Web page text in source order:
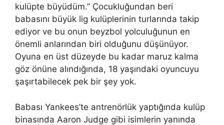
kulüpte büyüdüm.” Çocukluğundan beri
babasını büyük lig kulüplerinin turlarında takip
ediyor ve bu onun beyzbol yolculuğunun en
önemli anlarından biri olduğunu düşünüyor.
Oyuna en üst düzeyde bu kadar maruz kalma
göz önüne alındığında, 18 yaşındaki oyuncuyu
şaşırtabilecek pek bir şey yok.
Babası Yankees’te antrenörlük yaptığında kulüp
binasında Aaron Judge gibi isimlerin yanında